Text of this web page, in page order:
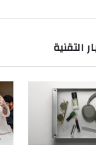
التقنية